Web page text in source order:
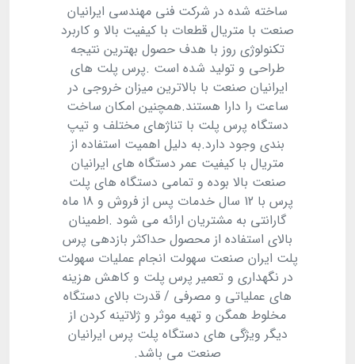
ساخته شده در شرکت فنی مهندسی ایرانیان
صنعت با متریال قطعات با کیفیت بالا و کاربرد
تکنولوژی روز با هدف حصول بهترین نتیجه
طراحی و تولید شده است .پرس پلت های
ایرانیان صنعت با بالاترین میزان خروجی در
ساعت را دارا هستند.همچنین امکان ساخت
دستگاه پرس پلت با تناژهای مختلف و تیپ
بندی وجود دارد.به دلیل اهمیت استفاده از
متریال با کیفیت عمر دستگاه های ایرانیان
صنعت بالا بوده و تمامی دستگاه های پلت
پرس با 12 سال خدمات پس از فروش و 18 ماه
گارانتی به مشتریان ارائه می شود .اطمینان
بالای استفاده از محصول حداکثر بازدهی پرس
پلت ایران صنعت سهولت انجام عملیات سهولت
در نگهداری و تعمیر پرس پلت و کاهش هزینه
های عملیاتی و مصرفی / قدرت بالای دستگاه
مخلوط همگن و تهیه موثر و ژلاتینه کردن از
دیگر ویژگی های دستگاه پلت پرس ایرانیان
صنعت می باشد.